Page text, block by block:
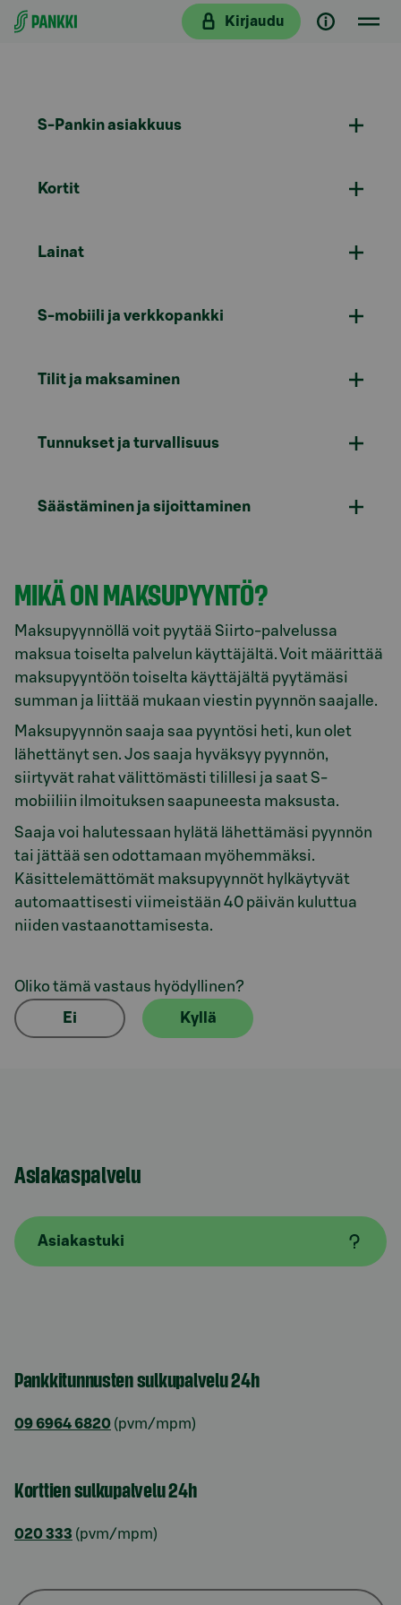
Siirry suoraan sisältöön
Kirjaudu
S-Pankin asiakkuus
Kortit
Lainat
S-mobiili ja verkkopankki
Tilit ja maksaminen
Tunnukset ja turvallisuus
Säästäminen ja sijoittaminen
MIKÄ ON MAKSUPYYNTÖ?
Maksupyynnöllä voit pyytää Siirto-palvelussa
maksua toiselta palvelun käyttäjältä. Voit määrittää
maksupyyntöön toiselta käyttäjältä pyytämäsi
summan ja liittää mukaan viestin pyynnön saajalle.
Maksupyynnön saaja saa pyyntösi heti, kun olet
lähettänyt sen. Jos saaja hyväksyy pyynnön,
siirtyvät rahat välittömästi tilillesi ja saat S-
mobiiliin ilmoituksen saapuneesta maksusta.
Saaja voi halutessaan hylätä lähettämäsi pyynnön
tai jättää sen odottamaan myöhemmäksi.
Käsittelemättömät maksupyynnöt hylkäytyvät
automaattisesti viimeistään 40 päivän kuluttua
niiden vastaanottamisesta.
Oliko tämä vastaus hyödyllinen?
Ei Kyllä
Asiakaspalvelu
Asiakastuki
Pankkitunnusten sulkupalvelu 24h
09 6964 6820 (pvm/mpm)
Korttien sulkupalvelu 24h
020 333 (pvm/mpm)